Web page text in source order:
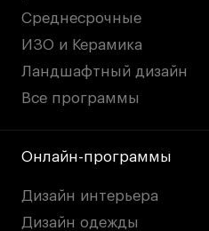
Среднесрочные
ИЗО и Керамика
Ландшафтный дизайн
Все программы
Онлайн-программы
Дизайн интерьера
Дизайн одежды